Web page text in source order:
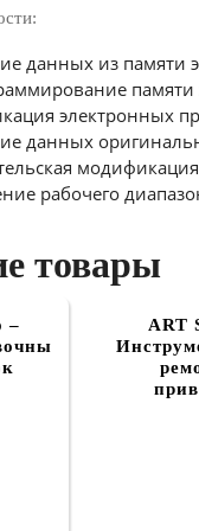
данных из памяти
электронных
данных
рабочего
товары
–
ART